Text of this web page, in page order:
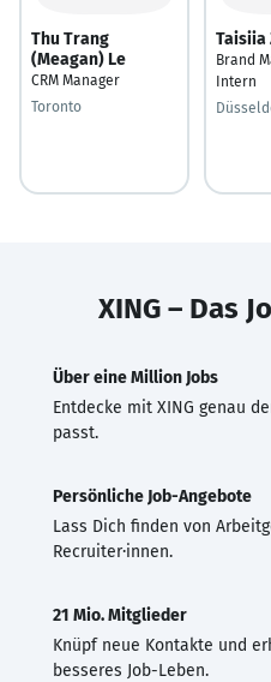
Thu Trang
(Meagan) Le
CRM Manager
Toronto
Taisiia
Brand
Intern
XING – Das
Über eine Million Jobs
Entdecke mit XING genau
passt.
Persönliche Job-Angebote
Lass Dich finden von
Recruiter·innen.
21 Mio. Mitglieder
Knüpf neue Kontakte und
besseres Job-Leben.